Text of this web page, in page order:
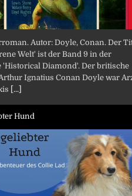
Autor: Doyle, Conan. Der
Welt' ist der Band 9 in der
'Historical Diamond'. Der britische
Ignatius Conan Doyle war
[...]
Hund